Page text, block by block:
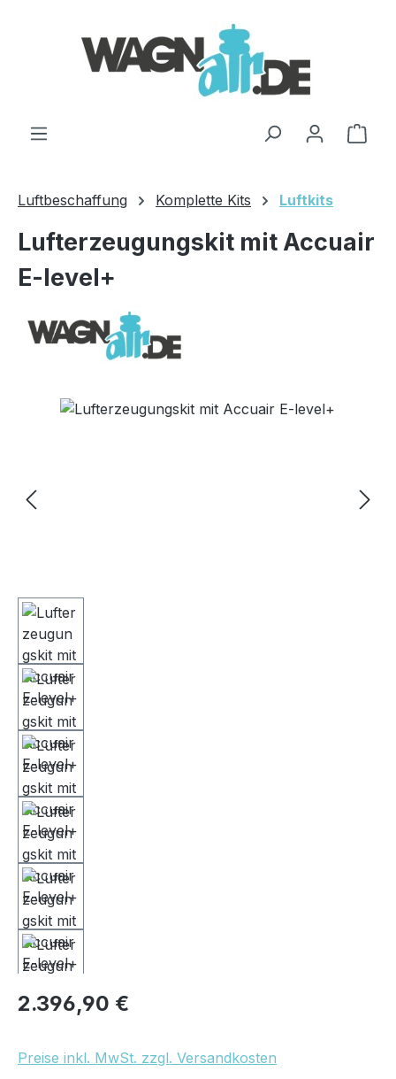
Luftbeschaffung Komplette Kits Luftkits
Lufterzeugungskit mit Accuair
E-level+
Bildergalerie überspringen
Regulärer Preis:
2.396,90 €
Preise inkl. MwSt. zzgl. Versandkosten